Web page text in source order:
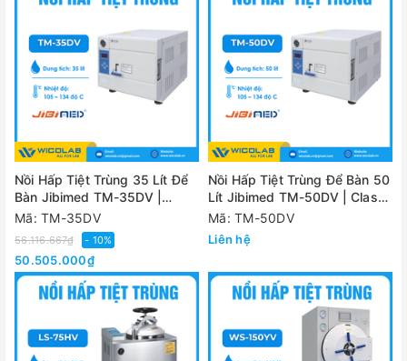
Nồi Hấp Tiệt Trùng 35 Lít Để
Bàn Jibimed TM-35DV |
Class B
Mã: TM-35DV
56.116.667₫ - 10%
50.505.000₫
Nồi Hấp Tiệt Trùng Để Bàn 50
Lít Jibimed TM-50DV | Class
B
Mã: TM-50DV
Liên hệ